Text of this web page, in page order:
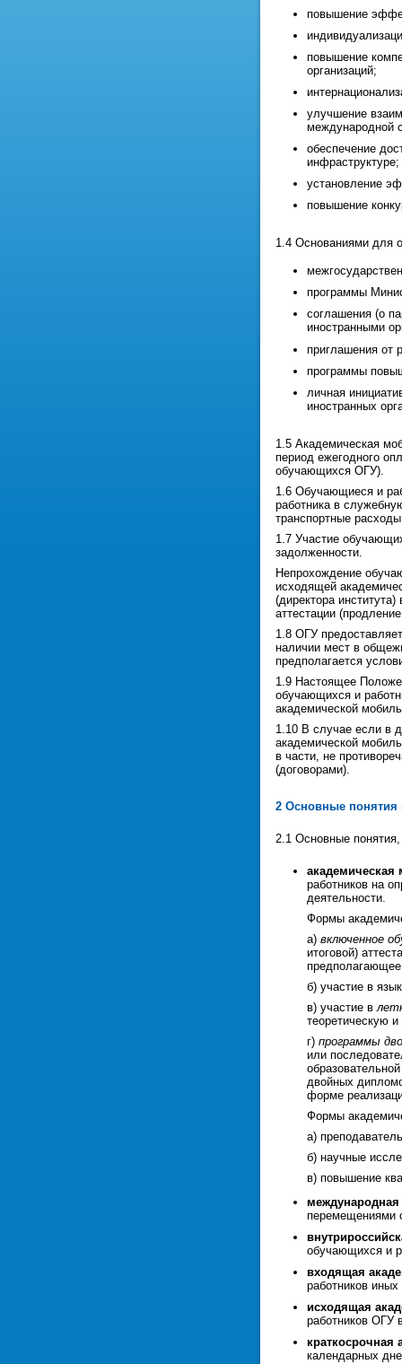
повышение
повышение
организаций;
улучшение
международной
обеспечение
инфраструктуре;
установление
повышение
1.4 Основаниями для
программы
соглашения (о
иностранными
приглашения от
программы
личная
иностранных
1.5 Академическая
период ежегодного
обучающихся ОГУ).
1.6 Обучающиеся и
работника в
транспортные
1.7 Участие
задолженности.
Непрохождение
исходящей
(директора
аттестации
1.8 ОГУ
наличии мест в
предполагается
1.9 Настоящее
обучающихся и
академической
1.10 В случае если в
академической
в части, не
(договорами).
2 Основные понятия
2.1 Основные
академическая
работников на
деятельности.
Формы
а) включенное
итоговой)
предполагающее
б) участие в
в) участие в
теоретическую
г) программы
или
двойных
форме
Формы
а)
б) научные
в) повышение
международная
перемещениями
обучающихся и
входящая
работников
исходящая
работников ОГУ
краткосрочная
календарных